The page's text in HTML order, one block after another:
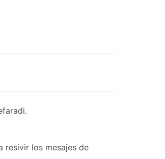
resivir los mesajes de